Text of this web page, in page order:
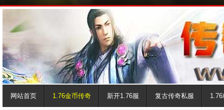
网站首页 1.76金币传奇 新开1.76服 复古传奇私服